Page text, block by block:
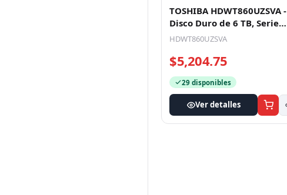
TOSHIBA HDWT860UZSVA -
Disco Duro de 6 TB, Serie
S300 especial para
HDWT860UZSVA
$5,204.75
29 disponibles
Ver detalles